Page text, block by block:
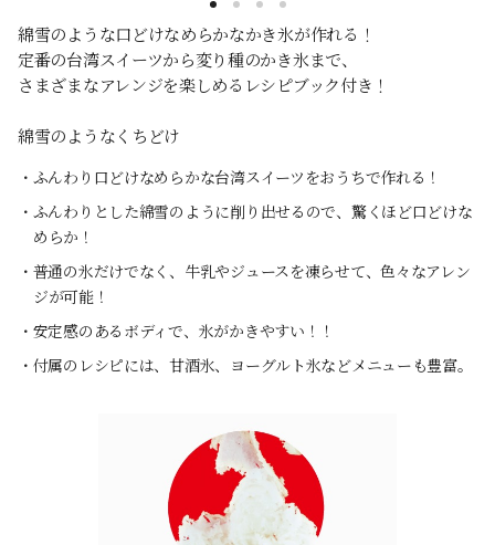
綿雪のような口どけなめらかなかき氷が作れる！
定番の台湾スイーツから変り種のかき氷まで、
さまざまなアレンジを楽しめるレシピブック付き！
綿雪のようなくちどけ
・ふんわり口どけなめらかな台湾スイーツをおうちで作れる！
・ふんわりとした綿雪のように削り出せるので、驚くほど口どけな
めらか！
・普通の氷だけでなく、牛乳やジュースを凍らせて、色々なアレン
ジが可能！
・安定感のあるボディで、氷がかきやすい！！
・付属のレシピには、甘酒氷、ヨーグルト氷などメニューも豊富。